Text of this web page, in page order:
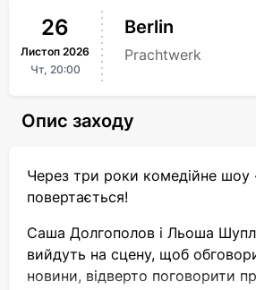
26
Листоп 2026
Чт, 20:00
Berlin
Prachtwerk
Опис заходу
Через три роки комедійне шоу
повертається!
Саша Долгополов і Льоша
вийдуть на сцену, щоб
новини, відверто поговорити